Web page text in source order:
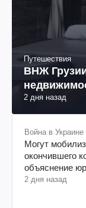
Путешествия
ВНЖ
2 дня назад
Война в Украине
Могут
окончившего
объяснение
2 дня назад